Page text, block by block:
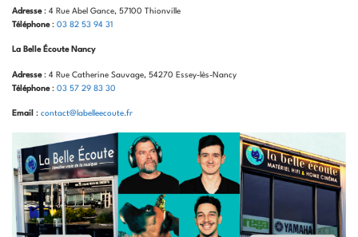
Adresse: 4 Rue Abel Gance, 57100 Thionville
Téléphone: 03 82 53 94 31
La Belle Écoute Nancy
Adresse: 4 Rue Catherine Sauvage, 54270 Essey-lès-Nancy
Téléphone: 03 57 29 83 30
Email : contact@labelleecoute.fr